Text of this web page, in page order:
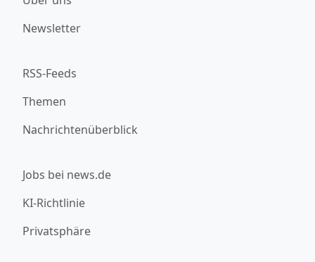
Newsletter
RSS-Feeds
Themen
Nachrichtenüberblick
Jobs bei news.de
KI-Richtlinie
Privatsphäre